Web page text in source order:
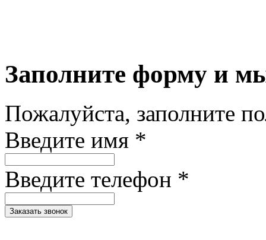
Заполните форму и
Пожалуйста, заполните
Введите имя *
Введите телефон *